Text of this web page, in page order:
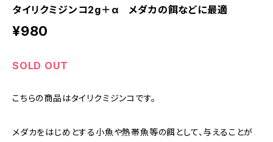
タイリクミジンコ2g＋α メダカの餌などに最適
¥980
SOLD OUT
こちらの商品はタイリクミジンコです。
メダカをはじめとする小魚や熱帯魚等の餌として、与えることが